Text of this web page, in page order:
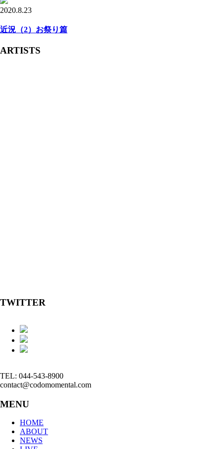
2020.8.23
近況（2）お祭り篇
ARTISTS
TWITTER
TEL: 044-543-8900
contact@codomomental.com
MENU
HOME
ABOUT
NEWS